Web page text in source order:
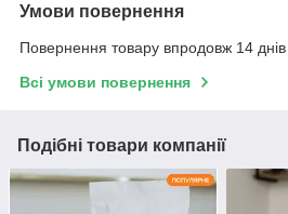
Умови повернення
Повернення товару впродовж 14
Всі умови повернення
Подібні товари компанії